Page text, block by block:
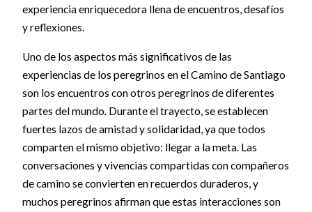
experiencia enriquecedora llena de encuentros, desafíos
y reflexiones.
Uno de los aspectos más significativos de las
experiencias de los peregrinos en el Camino de Santiago
son los encuentros con otros peregrinos de diferentes
partes del mundo. Durante el trayecto, se establecen
fuertes lazos de amistad y solidaridad, ya que todos
comparten el mismo objetivo: llegar a la meta. Las
conversaciones y vivencias compartidas con compañeros
de camino se convierten en recuerdos duraderos, y
muchos peregrinos afirman que estas interacciones son